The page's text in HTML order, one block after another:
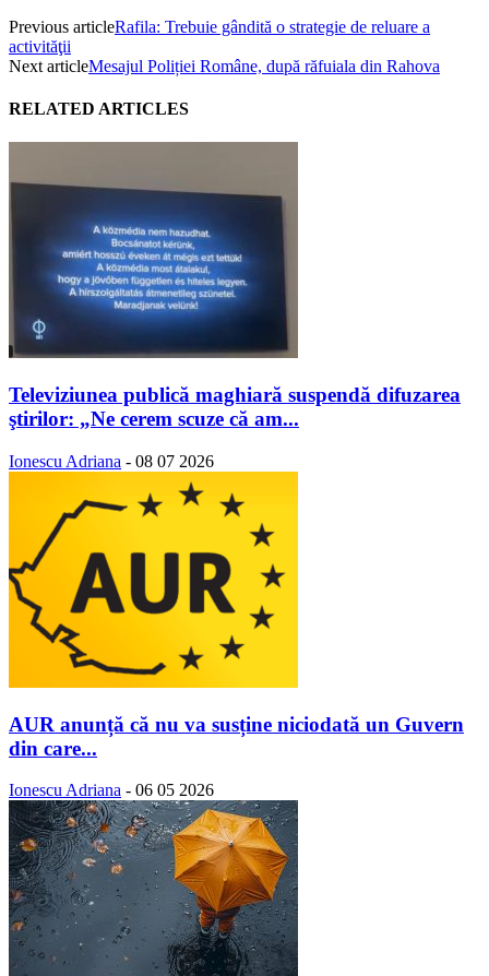
Previous articleRafila: Trebuie gândită o strategie de reluare a
activităţii
Next articleMesajul Poliției Române, după răfuiala din Rahova
RELATED ARTICLES
Televiziunea publică maghiară suspendă difuzarea
ştirilor: „Ne cerem scuze că am...
Ionescu Adriana - 08 07 2026
AUR anunță că nu va susține niciodată un Guvern
din care...
Ionescu Adriana - 06 05 2026